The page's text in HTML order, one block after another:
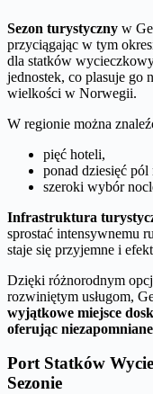
Sezon turystyczny w
przyciągając w tym
dla statków
jednostek, co plasuje go
wielkości w Norwegii.
W regionie można
pięć hoteli,
ponad dziesięć
szeroki wybór
Infrastruktura
sprostać intensywnemu
staje się przyjemne i
Dzięki różnorodnym
rozwiniętym usługom,
wyjątkowe miejsce
oferując
Port Statków
Sezonie